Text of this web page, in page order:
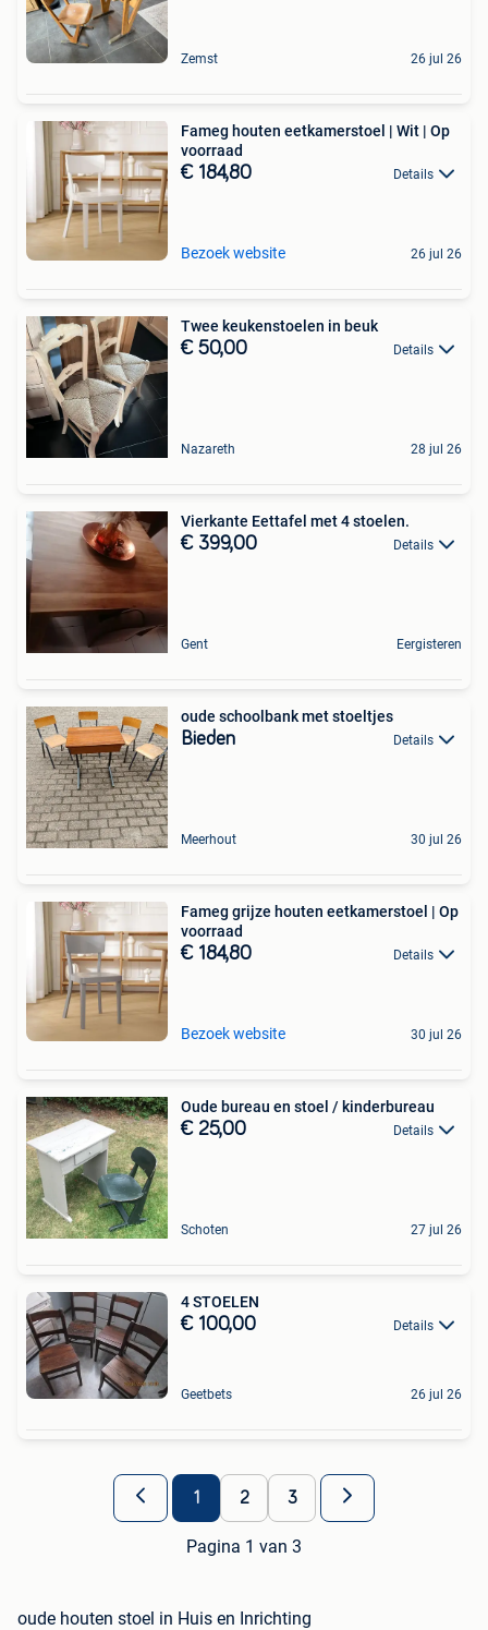
Zemst 26 jul 26
Fameg houten eetkamerstoel | Wit | Op
voorraad
€ 184,80 Details
Bezoek website 26 jul 26
Twee keukenstoelen in beuk
€ 50,00 Details
Nazareth 28 jul 26
Vierkante Eettafel met 4 stoelen.
€ 399,00 Details
Gent Eergisteren
oude schoolbank met stoeltjes
Bieden Details
Meerhout 30 jul 26
Fameg grijze houten eetkamerstoel | Op
voorraad
€ 184,80 Details
Bezoek website 30 jul 26
Oude bureau en stoel / kinderbureau
€ 25,00 Details
Schoten 27 jul 26
4 STOELEN
€ 100,00 Details
Geetbets 26 jul 26
1 2 3
Pagina 1 van 3
oude houten stoel in Huis en Inrichting